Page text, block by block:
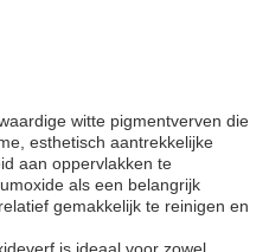
witte pigmentverven die
esthetisch aantrekkelijke
aan oppervlakken te
als een belangrijk
gemakkelijk te reinigen en